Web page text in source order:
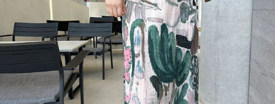
와이드팬츠
한정세일
셔츠&블라우스
가디건/니트
와이드팬츠